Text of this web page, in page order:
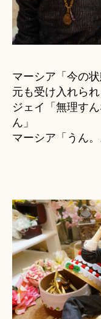
マーシア「今の
元も受け入れられ
ジェイ「無理す
ん」
マーシア「うん